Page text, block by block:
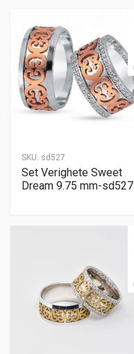
SKU: sd527
Set Verighete Sweet
Dream 9.75 mm-sd527